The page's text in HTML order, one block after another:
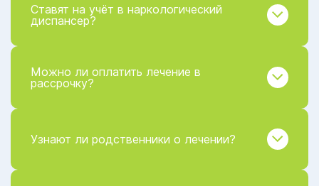
Ставят на учёт в наркологический
диспансер?
Можно ли оплатить лечение в
рассрочку?
Узнают ли родственники о лечении?